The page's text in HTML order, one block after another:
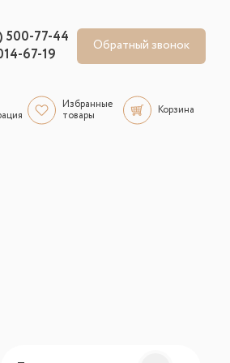
500-77-44
67-19 Обратный звонок
Избранные
товары
Корзина